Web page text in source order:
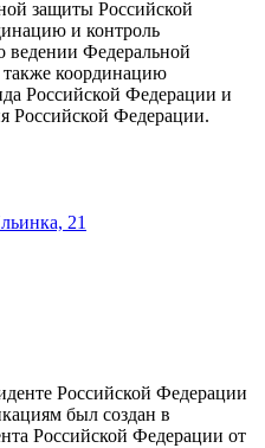
защиты Российской
и контроль
ведении Федеральной
также координацию
Российской Федерации и
Российской Федерации.
21
Российской Федерации
был создан в
Российской Федерации от